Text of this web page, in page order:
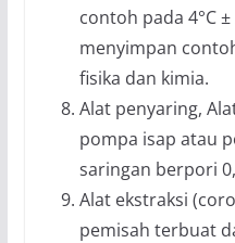
contoh pada 4°C
menyimpan
fisika dan kimia.
Alat penyaring,
pompa isap atau
saringan berpori
Alat ekstraksi
pemisah terbuat